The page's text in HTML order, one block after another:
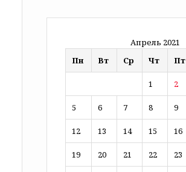
Апрель 2021
Пн
Вт Ср Чт Пт
1 2
5 6 7 8 9
12 13 14 15 16
19 20 21 22 23